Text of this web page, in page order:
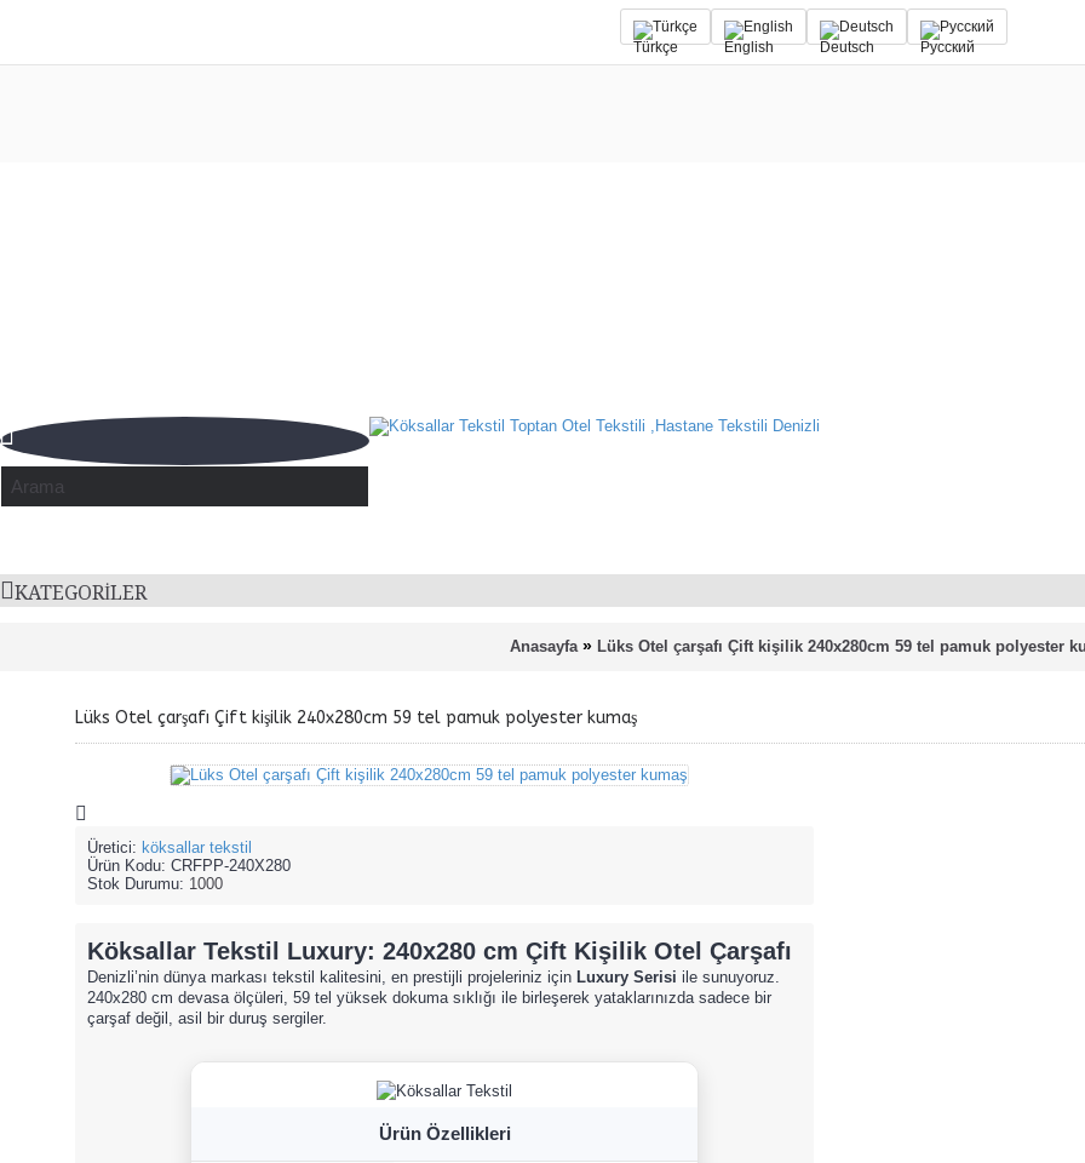
Türkçe English Deutsch Русский
KATEGORILER
Anasayfa » Lüks Otel çarşafı Çift kişilik 240x280cm 59 tel pamuk polyester
Lüks Otel çarşafı Çift kişilik 240x280cm 59 tel pamuk polyester kumaş
Üretici: köksallar tekstil
Ürün Kodu: CRFPP-240X280
Stok Durumu: 1000
Köksallar Tekstil Luxury: 240x280 cm Çift Kişilik Otel Çarşafı
Denizli’nin dünya markası tekstil kalitesini, en prestijli projeleriniz için Luxury Serisi ile sunuyoruz.
240x280 cm devasa ölçüleri, 59 tel yüksek dokuma sıklığı ile birleşerek yataklarınızda sadece bir
çarşaf değil, asil bir duruş sergiler.
Ürün Özellikleri